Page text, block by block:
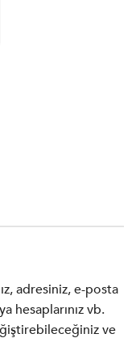
adresiniz, e-posta
hesaplarınız vb.
ve